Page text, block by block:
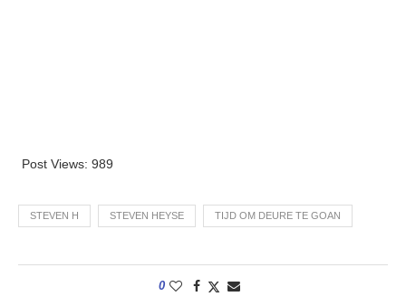
Post Views: 989
STEVEN H STEVEN HEYSE TIJD OM DEURE TE GOAN
0